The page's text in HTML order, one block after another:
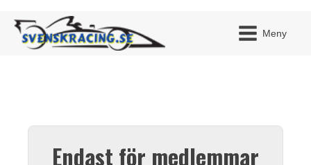
Meny
Endast för medlemmar